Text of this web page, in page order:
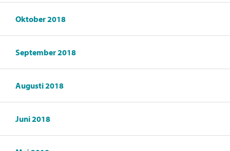
Oktober 2018
September 2018
Augusti 2018
Juni 2018